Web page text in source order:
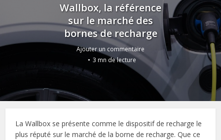
Wallbox, la référence
sur le marché des
bornes de recharge
Ajouter un commentaire
3 mn de lecture
La Wallbox se présente comme le dispositif de recharge le
plus réputé sur le marché de la borne de recharge. Que ce